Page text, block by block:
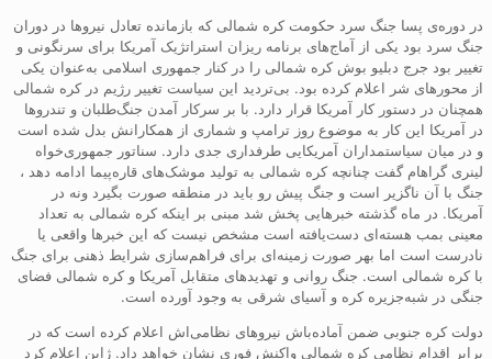
در دوره‌ی پسا جنگ سرد حکومت کره شمالی که بازمانده تعادل نیروها در دوران
جنگ سرد بود یکی از آماج‌های برنامه ریزان استراتژیک آمریکا برای سرنگونی و
تغییر بود جرج دبلیو بوش کره شمالی را در کنار جمهوری اسلامی به‌عنوان یکی
از محورهای شر اعلام کرده بود. بی‌تردید این سیاست تغییر رژیم در کره شمالی
همچنان در دستور کار آمریکا قرار دارد. با بر سرکار آمدن جنگ‌طلبان و تندروها
در آمریکا این کار به موضوع روز ترامپ و شماری از همکارانش بدل شده است
و در میان سیاستمداران آمریکایی طرفداری جدی دارد. سناتور جمهوری‌خواه
لینری گراهام گفت چنانچه کره شمالی به تولید موشک‌های قاره‌پیما ادامه دهد ،
جنگ با آن ناگزیر است و جنگ پیش رو باید در منطقه صورت بگیرد ونه در
آمریکا. در ماه گذشته خبرهایی پخش شد مبنی بر اینکه کره شمالی به تعداد
معینی بمب هسته‌ای دست‌یافته است مشخص نیست که این خبرها واقعی یا
نادرست است اما بهر صورت زمینه‌ای برای فراهم‌سازی شرایط ذهنی برای جنگ
با کره شمالی است. جنگ روانی و تهدیدهای متقابل آمریکا و کره شمالی فضای
جنگی در شبه‌جزیره کره و آسیای شرقی به وجود آورده است.
دولت کره جنوبی ضمن آماده‌باش نیروهای نظامی‌اش اعلام کرده است که در
برابر اقدام نظامی کره شمالی واکنش فوری نشان خواهد داد. ژاپن اعلام کرد